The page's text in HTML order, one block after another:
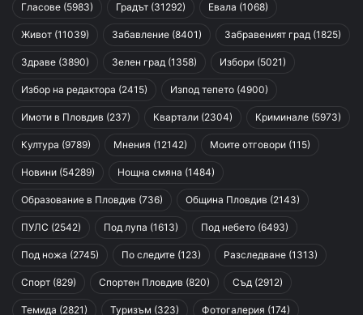
Гласове (5983) Градът (31292) Евала (1068)
Живот (11039) Забавление (8401) Забравеният град (1825)
Здраве (3890) Зелен град (1358) Избори (5021)
Избор на редактора (2415) Изпод тепето (4900)
Имоти в Пловдив (237) Квартали (2304) Криминале (5973)
Култура (9789) Мнения (12142) Моите отговори (115)
Новини (54289) Нощна смяна (1484)
Образование в Пловдив (736) Община Пловдив (2143)
ПУЛС (2542) Под лупа (1613) Под небето (6493)
Под ножа (2745) По следите (123) Разследване (1313)
Спорт (829) Спортен Пловдив (820) Съд (2912)
Темида (2821) Туризъм (323) Фотогалерия (174)